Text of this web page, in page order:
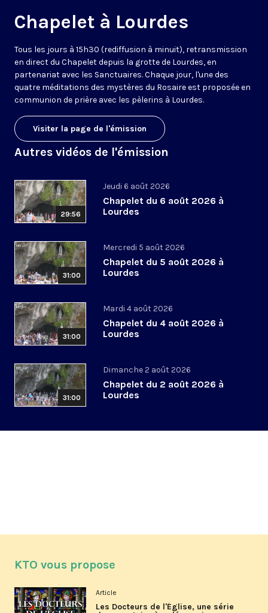
Chapelet à Lourdes
Tous les jours à 15h30 (rediffusion à minuit), retransmission
en direct du Chapelet depuis la grotte de Lourdes, en
partenariat avec les Sanctuaires. Chaque jour, l'une des
quatre méditations des mystères du Rosaire est proposée en
communion de prière avec les pèlerins à Lourdes.
Visiter la page de l'émission
Autres vidéos de l'émission
29:56
Jeudi 6 août 2026
Chapelet du 6 août 2026 à
Lourdes
31:00
Mercredi 5 août 2026
Chapelet du 5 août 2026 à
Lourdes
31:00
Mardi 4 août 2026
Chapelet du 4 août 2026 à
Lourdes
31:00
Dimanche 2 août 2026
Chapelet du 2 août 2026 à
Lourdes
KTO vous propose
Article
Les Docteurs de l'Église, une série